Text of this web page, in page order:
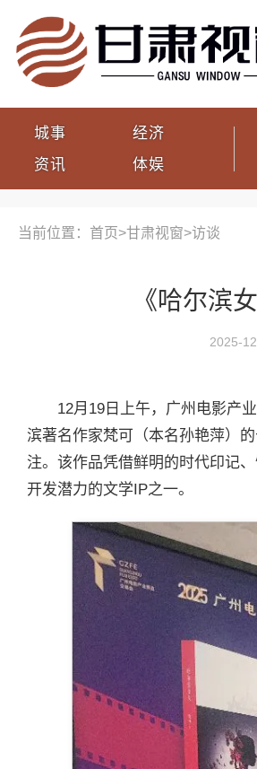
城事
资讯
经济
体娱
当前位置：首页>甘肃视窗>访谈
《哈尔滨
2025-
12月19日上午，广州电影产
滨著名作家梵可（本名孙艳萍）
注。该作品凭借鲜明的时代印记
开发潜力的文学IP之一。